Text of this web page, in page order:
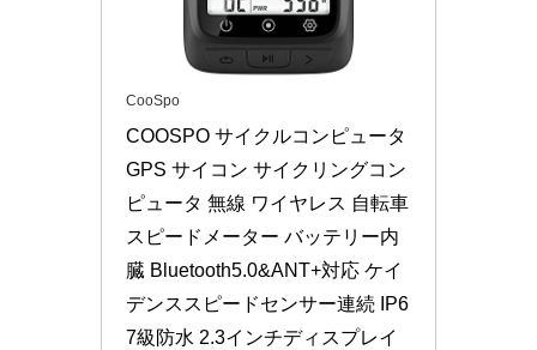
CooSpo
COOSPO サイクルコンピュータ
GPS サイコン サイクリングコン
ピュータ 無線 ワイヤレス 自転車
スピードメーター バッテリー内
臓 Bluetooth5.0&ANT+対応 ケイ
デンススピードセンサー連続 IP6
7級防水 2.3インチディスプレイ